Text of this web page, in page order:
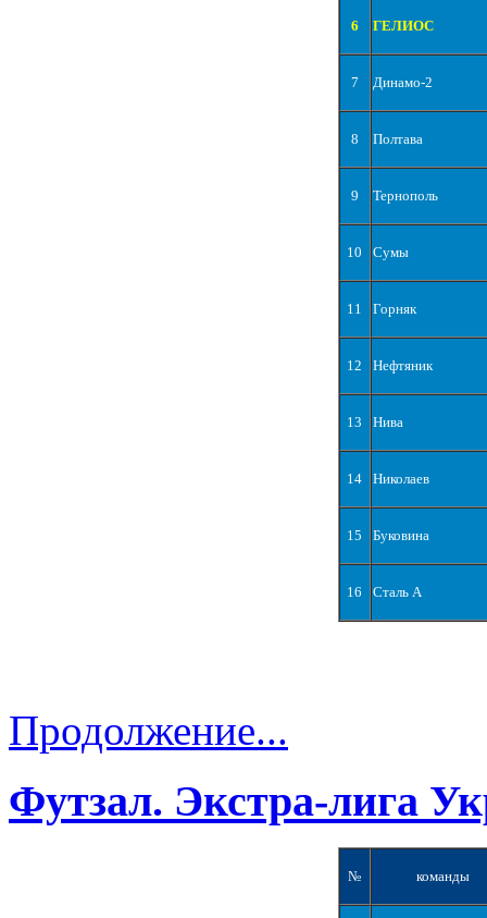
6 ГЕЛИОС
7 Динамо-2
8 Полтава
9 Тернополь
10 Сумы
11 Горняк
12 Нефтяник
13 Нива
14 Николаев
15 Буковина
16 Сталь А
Продолжение...
Футзал. Экстра-лига
№ команды